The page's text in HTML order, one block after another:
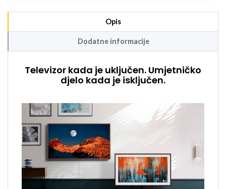
Opis
Dodatne informacije
Televizor kada je uključen. Umjetničko
djelo kada je isključen.